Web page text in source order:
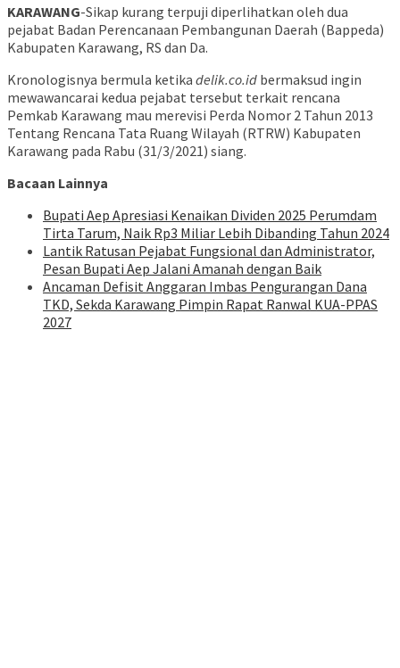
KARAWANG-Sikap kurang terpuji diperlihatkan oleh dua
pejabat Badan Perencanaan Pembangunan Daerah (Bappeda)
Kabupaten Karawang, RS dan Da.
Kronologisnya bermula ketika delik.co.id bermaksud ingin
mewawancarai kedua pejabat tersebut terkait rencana
Pemkab Karawang mau merevisi Perda Nomor 2 Tahun 2013
Tentang Rencana Tata Ruang Wilayah (RTRW) Kabupaten
Karawang pada Rabu (31/3/2021) siang.
Bacaan Lainnya
Bupati Aep Apresiasi Kenaikan Dividen 2025 Perumdam
Tirta Tarum, Naik Rp3 Miliar Lebih Dibanding Tahun 2024
Lantik Ratusan Pejabat Fungsional dan Administrator,
Pesan Bupati Aep Jalani Amanah dengan Baik
Ancaman Defisit Anggaran Imbas Pengurangan Dana
TKD, Sekda Karawang Pimpin Rapat Ranwal KUA-PPAS
2027